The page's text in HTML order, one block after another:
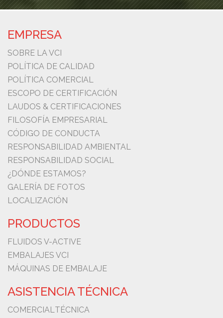
EMPRESA
SOBRE LA VCI
POLÍTICA DE CALIDAD
POLÍTICA COMERCIAL
ESCOPO DE CERTIFICACIÓN
LAUDOS & CERTIFICACIONES
FILOSOFÍA EMPRESARIAL
CÓDIGO DE CONDUCTA
RESPONSABILIDAD AMBIENTAL
RESPONSABILIDAD SOCIAL
¿DÓNDE ESTAMOS?
GALERÍA DE FOTOS
LOCALIZACIÓN
PRODUCTOS
FLUIDOS V-ACTIVE
EMBALAJES VCI
MÁQUINAS DE EMBALAJE
ASISTENCIA TÉCNICA
COMERCIALTÉCNICA